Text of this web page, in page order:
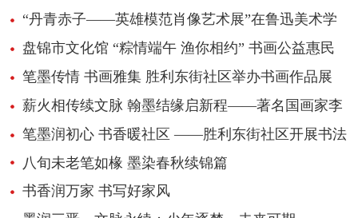
鸣咚
“丹青赤子——英雄模范肖像艺术展”在鲁迅美术学
院开幕
盘锦市文化馆 “粽情端午 渔你相约” 书画公益惠民
活动走进绿水湾景区
笔墨传情 书画雅集 胜利东街社区举办书画作品展
薪火相传续文脉 翰墨结缘启新程——著名国画家李
扶耕收徒仪式圆满举行
笔墨润初心 书香暖社区 ——胜利东街社区开展书法
公益大课堂
八旬未老笔如椽 墨染春秋续锦篇
书香润万家 书写好家风